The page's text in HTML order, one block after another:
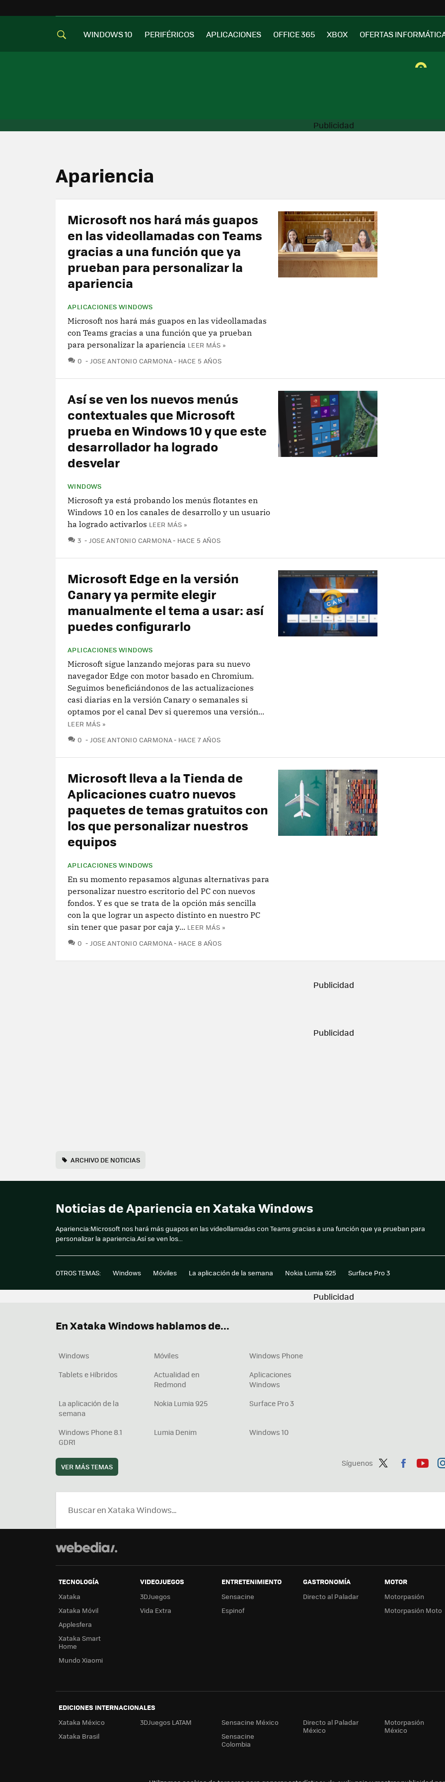
WINDOWS 10 PERIFÉRICOS APLICACIONES OFFICE 365 XBOX OFERTAS
Apariencia
Microsoft nos hará más guapos
en las videollamadas con Teams
gracias a una función que ya
prueban para personalizar la
apariencia
APLICACIONES WINDOWS
Microsoft nos hará más guapos en las videollamadas
con Teams gracias a una función que ya prueban
para personalizar la apariencia LEER MÁS »
0 COMENTARIOS
JOSE ANTONIO CARMONA HACE 5 AÑOS
Así se ven los nuevos menús
contextuales que Microsoft
prueba en Windows 10 y que este
desarrollador ha logrado
desvelar
WINDOWS
Microsoft ya está probando los menús flotantes en
Windows 10 en los canales de desarrollo y un usuario
ha logrado activarlos LEER MÁS »
3 COMENTARIOS
JOSE ANTONIO CARMONA HACE 5 AÑOS
Microsoft Edge en la versión
Canary ya permite elegir
manualmente el tema a usar: así
puedes configurarlo
APLICACIONES WINDOWS
Microsoft sigue lanzando mejoras para su nuevo
navegador Edge con motor basado en Chromium.
Seguimos beneficiándonos de las actualizaciones
casi diarias en la versión Canary o semanales si
optamos por el canal Dev si queremos una versión...
LEER MÁS »
0 COMENTARIOS
JOSE ANTONIO CARMONA HACE 7 AÑOS
Microsoft lleva a la Tienda de
Aplicaciones cuatro nuevos
paquetes de temas gratuitos con
los que personalizar nuestros
equipos
APLICACIONES WINDOWS
En su momento repasamos algunas alternativas para
personalizar nuestro escritorio del PC con nuevos
fondos. Y es que se trata de la opción más sencilla
con la que lograr un aspecto distinto en nuestro PC
sin tener que pasar por caja y... LEER MÁS »
0 COMENTARIOS
JOSE ANTONIO CARMONA HACE 8 AÑOS
ARCHIVO DE NOTICIAS
Noticias de Apariencia en Xataka Windows
Apariencia:Microsoft nos hará más guapos en las videollamadas con Teams gracias a una función que ya prueban para
personalizar la apariencia.Así se ven los...
OTROS TEMAS: Windows Móviles La aplicación de la semana Nokia Lumia 925 Surface Pro 3
Síguenos
ter
ebo tub
En Xataka Windows hablamos de...
Windows Móviles
Windows Phone
Tablets e Híbridos
Actualidad en
Redmond
Aplicaciones
Windows
La aplicación de la
semana
Nokia Lumia 925 Surface Pro 3
Windows Phone 8.1
GDR1
Lumia Denim Windows 10
VER MÁS TEMAS
TECNOLOGÍA
Xataka
Xataka Móvil
Applesfera
Xataka Smart
Home
Mundo Xiaomi
VIDEOJUEGOS
3DJuegos
Vida Extra
ENTRETENIMIENTO
Sensacine
Espinof
GASTRONOMÍA
Directo al Paladar
MOTOR
Motorpasión
Motorpasión Moto
EDICIONES INTERNACIONALES
Xataka México
Xataka Brasil
3DJuegos LATAM
Sensacine México
Sensacine
Colombia
Directo al Paladar
México
Motorpasión
México